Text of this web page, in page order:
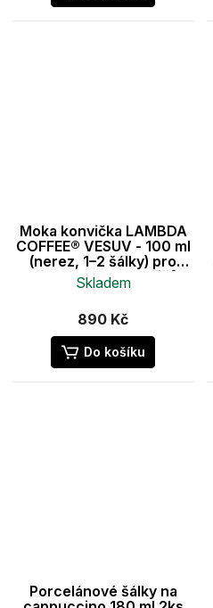
Moka konvička LAMBDA
COFFEE® VESUV - 100 ml
(nerez, 1–2 šálky) pro
všechny druhy vařičů
Skladem
890 Kč
Do košíku
Porcelánové šálky na